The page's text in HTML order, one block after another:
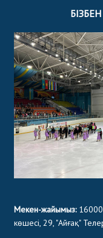
Мекен-жайымыз:
көшесі, 29, "Айғақ"